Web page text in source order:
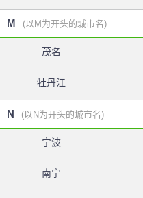
M (以M为开头的城市名)
茂名
牡丹江
N (以N为开头的城市名)
宁波
南宁